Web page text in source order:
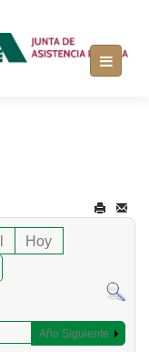
Hoy
Año Siguiente